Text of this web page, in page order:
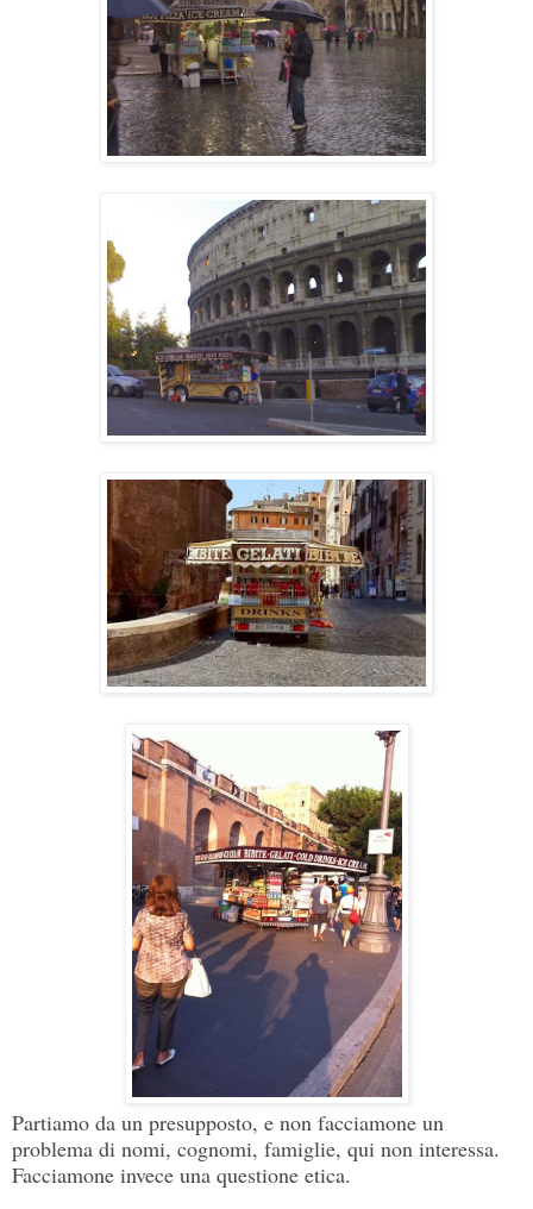
Partiamo da un presupposto, e non facciamone un
problema di nomi, cognomi, famiglie, qui non interessa.
Facciamone invece una questione etica.